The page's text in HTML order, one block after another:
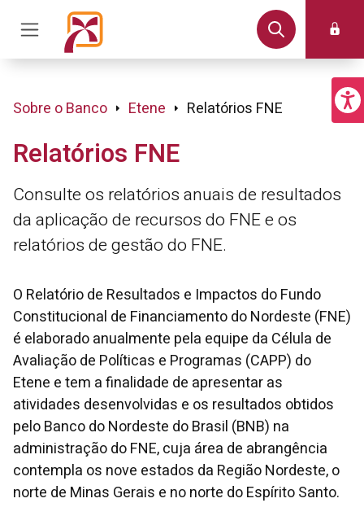
Sobre o Banco Etene Relatórios FNE
Relatórios FNE
Consulte os relatórios anuais de resultados
da aplicação de recursos do FNE e os
relatórios de gestão do FNE.
O Relatório de Resultados e Impactos do Fundo
Constitucional de Financiamento do Nordeste (FNE)
é elaborado anualmente pela equipe da Célula de
Avaliação de Políticas e Programas (CAPP) do
Etene e tem a finalidade de apresentar as
atividades desenvolvidas e os resultados obtidos
pelo Banco do Nordeste do Brasil (BNB) na
administração do FNE, cuja área de abrangência
contempla os nove estados da Região Nordeste, o
norte de Minas Gerais e no norte do Espírito Santo.